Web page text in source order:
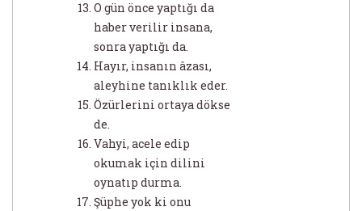
O gün önce yaptığı da
haber verilir insana,
sonra yaptığı da.
Hayır, insanın âzası,
aleyhine tanıklık eder.
Özürlerini ortaya dökse
de.
Vahyi, acele edip
okumak için dilini
oynatıp durma.
Şüphe yok ki onu